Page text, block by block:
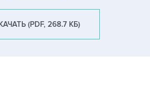
(PDF, 268.7 КБ)